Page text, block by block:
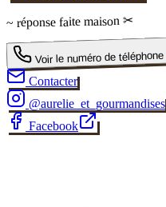
~ réponsefaite maison ✂
Voir le numéro de téléphone
Contacter
@aurelie_et_gourmandises
Facebook